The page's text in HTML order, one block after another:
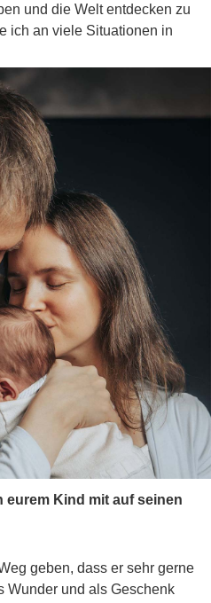
und die Welt entdecken zu
ich an viele Situationen in
eurem Kind mit auf seinen
geben, dass er sehr gerne
Wunder und als Geschenk